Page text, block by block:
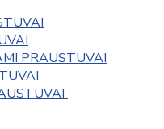
PRAUSTUVAI